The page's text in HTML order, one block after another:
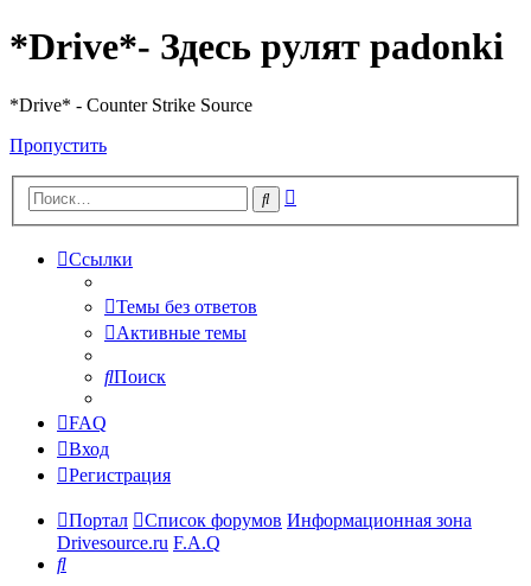
*Drive*- Здесь рулят padonki
*Drive* - Counter Strike Source
Пропустить
Поиск
Ссылки
Темы без ответов
Активные темы
Поиск
FAQ
Вход
Регистрация
Портал Список форумов Информационная зона
Drivesource.ru F.A.Q
Поиск